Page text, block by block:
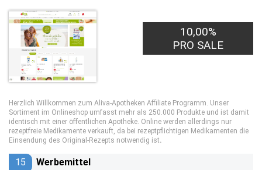
10,00%
PRO SALE
Herzlich Willkommen zum Aliva-Apotheken Affiliate Programm. Unser
Sortiment im Onlineshop umfasst mehr als 250.000 Produkte und ist damit
identisch mit einer öffentlichen Apotheke. Online werden allerdings nur
rezeptfreie Medikamente verkauft, da bei rezeptpflichtigen Medikamenten die
Einsendung des Original-Rezepts notwendig ist.
15 Werbemittel